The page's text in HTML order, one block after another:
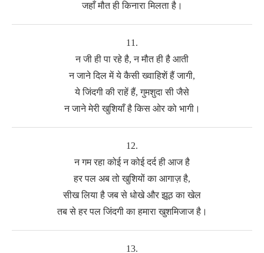
जहाँ मौत ही किनारा मिलता है।
11.
न जी ही पा रहे है, न मौत ही है आती
न जाने दिल में ये कैसी ख्वाहिशें हैं जागी,
ये जिंदगी की राहें हैं, गुमशुदा सी जैसे
न जाने मेरी खुशियाँ है किस ओर को भागी।
12.
न गम रहा कोई न कोई दर्द ही आज है
हर पल अब तो खुशियों का आगाज़ है,
सीख लिया है जब से धोखे और झूठ का खेल
तब से हर पल जिंदगी का हमारा खुशमिजाज है।
13.